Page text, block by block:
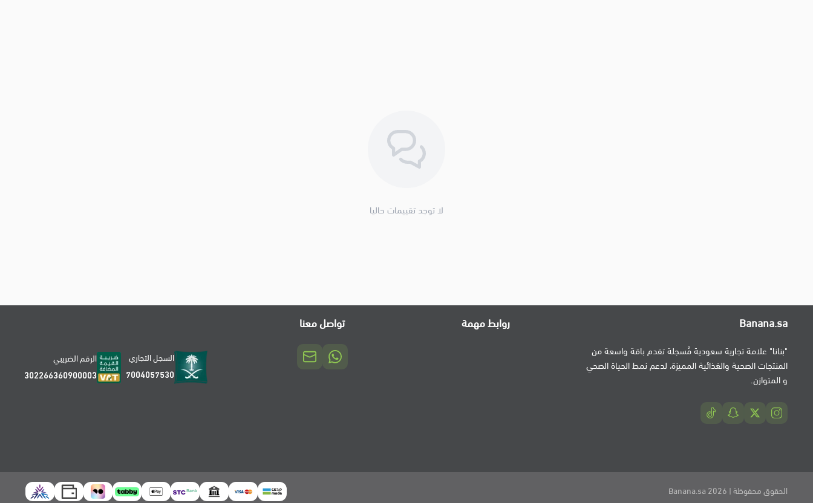
لا توجد تقييمات حاليا
Banana.sa
"بنانا" علامة تجارية سعودية مُسجلة تقدم باقة واسعة من
المنتجات الصحية والغذائية المميزة، لدعم نمط الحياة الصحي
و المتوازن.
السجل التجاري
7004057530
الرقم الضريبي
302266360900003
روابط مهمة تواصل معنا
الحقوق محفوظة | 2026 Banana.sa